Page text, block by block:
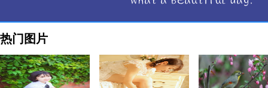
热门图片